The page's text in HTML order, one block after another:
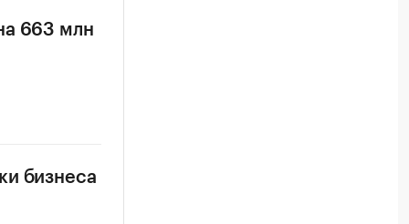
663 млн
бизнеса